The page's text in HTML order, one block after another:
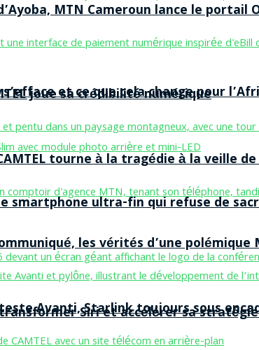
et ce que cela change pour
le smartphone ultra-fin qui refuse de
transformer Siri et accélérer sa
MTN Cameroun lance le portail
joue sa crédibilité numérique
tourne à la tragédie à la veille
les vérités d’une
Avanti, Starlink toujours sous